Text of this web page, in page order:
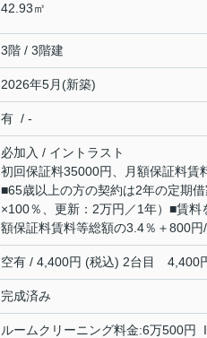
42.93㎡
3階 / 3階建
2026年5月(新築)
有 / -
必加入 / イントラスト
初回保証料35000円、月額保証料賃
■65歳以上の方の契約は2年の定期
×100％、更新：2万円／1年）■賃
額保証料賃料等総額の3.4％＋800円
空有 / 4,400円 (税込) 2台目 4,400
完成済み
ルームクリーニング料金:6万500円